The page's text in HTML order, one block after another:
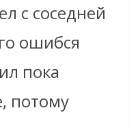
с соседней
ошибся
пока
потому